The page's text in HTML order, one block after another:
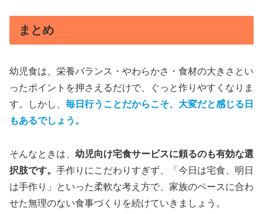
まとめ
幼児食は、栄養バランス・やわらかさ・食材の大きさとい
ったポイントを押さえるだけで、ぐっと作りやすくなりま
す。しかし、 毎日行うことだからこそ、大変だと感じる日
もあるでしょう。
そんなときは、 幼児向け宅食サービスに頼るのも有効な選
択肢です。 手作りにこだわりすぎず、「今日は宅食、明日
は手作り」といった柔軟な考え方で、家族のペースに合わ
せた無理のない食事づくりを続けていきましょう。